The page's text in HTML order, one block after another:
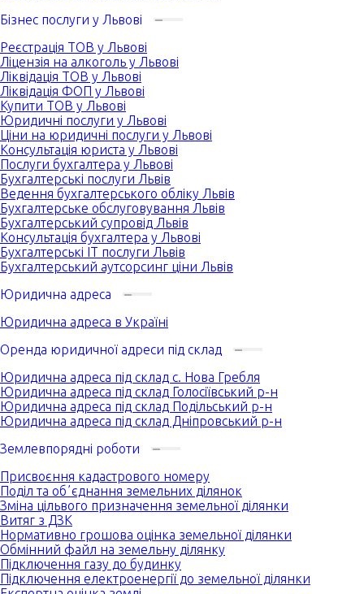
Бізнес послуги у Львові
Реєстрація ТОВ у Львові
Ліцензія на алкоголь у Львові
Ліквідація ТОВ у Львові
Ліквідація ФОП у Львові
Купити ТОВ у Львові
Юридичні послуги у Львові
Ціни на юридичні послуги у Львові
Консультація юриста у Львові
Послуги бухгалтера у Львові
Бухгалтерські послуги Львів
Ведення бухгалтерського обліку Львів
Бухгалтерське обслуговування Львів
Бухгалтерський супровід Львів
Консультація бухгалтера у Львові
Бухгалтерські IT послуги Львів
Бухгалтерський аутсорсинг ціни Львів
Юридична адреса
Юридична адреса в Україні
Оренда юридичної адреси під склад
Юридична адреса під склад с. Нова Гребля
Юридична адреса під склад Голосіївський р-н
Юридична адреса під склад Подільський р-н
Юридична адреса під склад Дніпровський р-н
Землевпорядні роботи
Присвоєння кадастрового номеру
Поділ та обʼєднання земельних ділянок
Зміна цільвого призначення земельної ділянки
Витяг з ДЗК
Нормативно грошова оцінка земельної ділянки
Обмінний файл на земельну ділянку
Підключення газу до будинку
Підключення електроенергії до земельної ділянки